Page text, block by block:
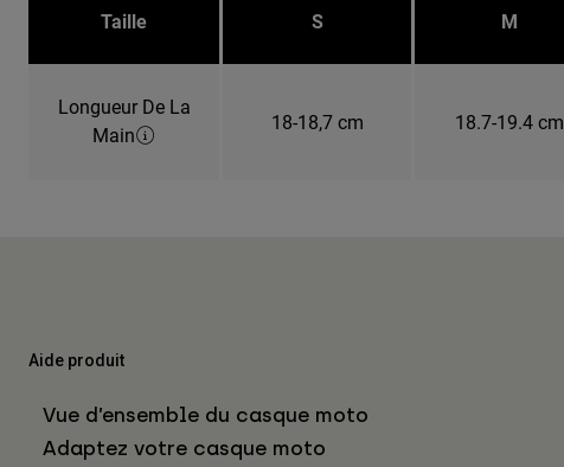
Taille S M
Longueur De La
Main
18-18,7 cm 18.7-19.4 cm
Aide produit
Vue d’ensemble du casque moto
Adaptez votre casque moto